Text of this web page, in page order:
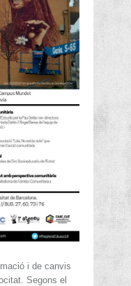
i de canvis
Segons el